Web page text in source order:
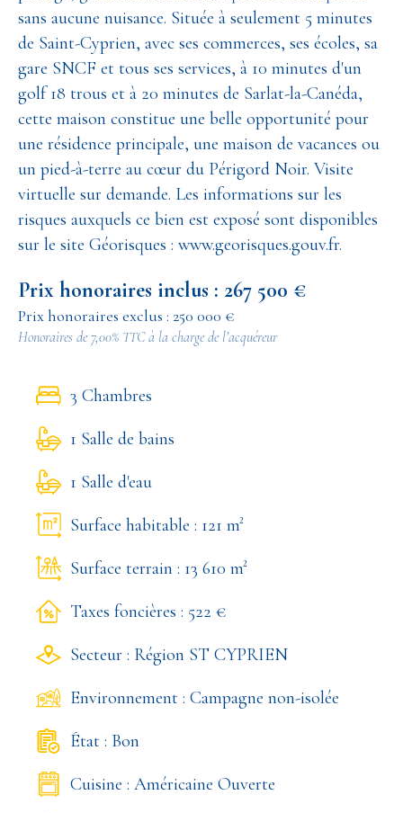
sans aucune nuisance. Située à seulement 5 minutes
de Saint-Cyprien, avec ses commerces, ses écoles, sa
gare SNCF et tous ses services, à 10 minutes d'un
golf 18 trous et à 20 minutes de Sarlat-la-Canéda,
cette maison constitue une belle opportunité pour
une résidence principale, une maison de vacances ou
un pied-à-terre au cœur du Périgord Noir. Visite
virtuelle sur demande. Les informations sur les
risques auxquels ce bien est exposé sont disponibles
sur le site Géorisques : www.georisques.gouv.fr.
Prix honoraires inclus : 267 500 €
Prix honoraires exclus : 250 000 €
Honoraires de 7,00% TTC à la charge de l’acquéreur
3 Chambres
1 Salle de bains
1 Salle d'eau
Surface habitable : 121 m²
Surface terrain : 13 610 m²
Taxes foncières : 522 €
Secteur : Région ST CYPRIEN
Environnement : Campagne non-isolée
État : Bon
Cuisine : Américaine Ouverte